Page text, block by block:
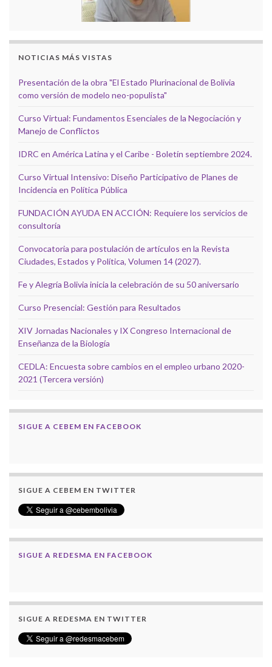
NOTICIAS MÁS VISTAS
Presentación de la obra "El Estado Plurinacional de Bolivia
como versión de modelo neo-populista"
Curso Virtual: Fundamentos Esenciales de la Negociación y
Manejo de Conflictos
IDRC en América Latina y el Caribe - Boletín septiembre 2024.
Curso Virtual Intensivo: Diseño Participativo de Planes de
Incidencia en Política Pública
FUNDACIÓN AYUDA EN ACCIÓN: Requiere los servicios de
consultoría
Convocatoria para postulación de artículos en la Revista
Ciudades, Estados y Política, Volumen 14 (2027).
Fe y Alegría Bolivia inicia la celebración de su 50 aniversario
Curso Presencial: Gestión para Resultados
XIV Jornadas Nacionales y IX Congreso Internacional de
Enseñanza de la Biología
CEDLA: Encuesta sobre cambios en el empleo urbano 2020-
2021 (Tercera versión)
SIGUE A CEBEM EN FACEBOOK
SIGUE A CEBEM EN TWITTER
SIGUE A REDESMA EN FACEBOOK
SIGUE A REDESMA EN TWITTER